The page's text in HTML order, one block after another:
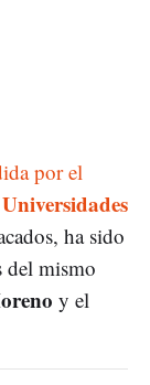
por el
ha sido
del mismo
y el